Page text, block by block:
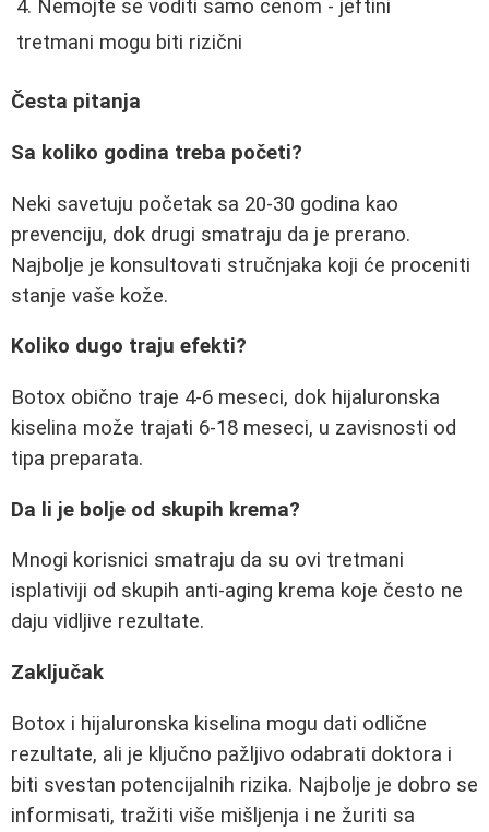
Nemojte se voditi samo cenom - jeftini
tretmani mogu biti rizični
Česta pitanja
Sa koliko godina treba početi?
Neki savetuju početak sa 20-30 godina kao
prevenciju, dok drugi smatraju da je prerano.
Najbolje je konsultovati stručnjaka koji će proceniti
stanje vaše kože.
Koliko dugo traju efekti?
Botox obično traje 4-6 meseci, dok hijaluronska
kiselina može trajati 6-18 meseci, u zavisnosti od
tipa preparata.
Da li je bolje od skupih krema?
Mnogi korisnici smatraju da su ovi tretmani
isplativiji od skupih anti-aging krema koje često ne
daju vidljive rezultate.
Zaključak
Botox i hijaluronska kiselina mogu dati odlične
rezultate, ali je ključno pažljivo odabrati doktora i
biti svestan potencijalnih rizika. Najbolje je dobro se
informisati, tražiti više mišljenja i ne žuriti sa